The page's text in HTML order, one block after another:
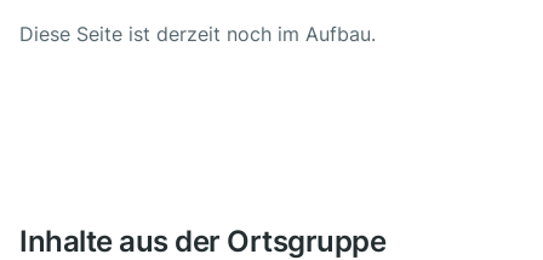
Diese Seite ist derzeit noch im Aufbau.
Inhalte aus der Ortsgruppe